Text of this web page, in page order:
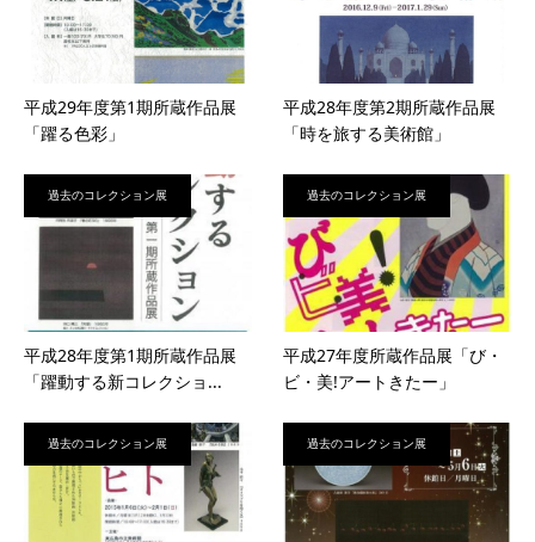
平成29年度第1期所蔵作品展
「躍る色彩」
平成28年度第2期所蔵作品展
「時を旅する美術館」
過去のコレクション展
平成28年度第1期所蔵作品展
「躍動する新コレクショ...
過去のコレクション展
平成27年度所蔵作品展「び・
ビ・美!アートきたー」
過去のコレクション展 過去のコレクション展